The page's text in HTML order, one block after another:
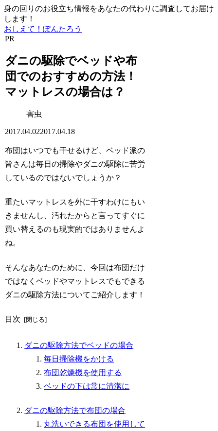
身の回りのお役立ち情報をあなたの代わりに調査してお届け
します！
おしえて！ぽんたろう
PR
ダニの駆除でベッドや布
団でのおすすめの方法！
マットレスの場合は？
害虫
2017.04.022017.04.18
布団はいつでも干せるけど、ベッド派の
皆さんは毎日の掃除やダニの駆除に苦労
しているのではないでしょうか？
重たいマットレスを外に干すわけにもい
きませんし、汚れたからと言ってすぐに
買い替えるのも現実的ではありませんよ
ね。
そんなあなたのために、今回は布団だけ
ではなくベッドやマットレスでもできる
ダニの駆除方法についてご紹介します！
目次
ダニの駆除方法でベッドの場合
毎日掃除機をかける
布団乾燥機を使用する
ベッドの下は常に清潔に
ダニの駆除方法で布団の場合
丸洗いできる布団を使用して